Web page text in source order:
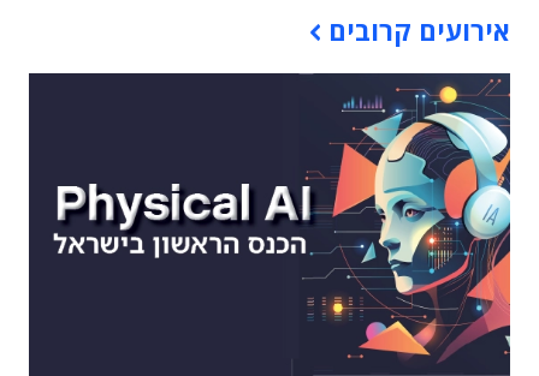
אירועים קרובים